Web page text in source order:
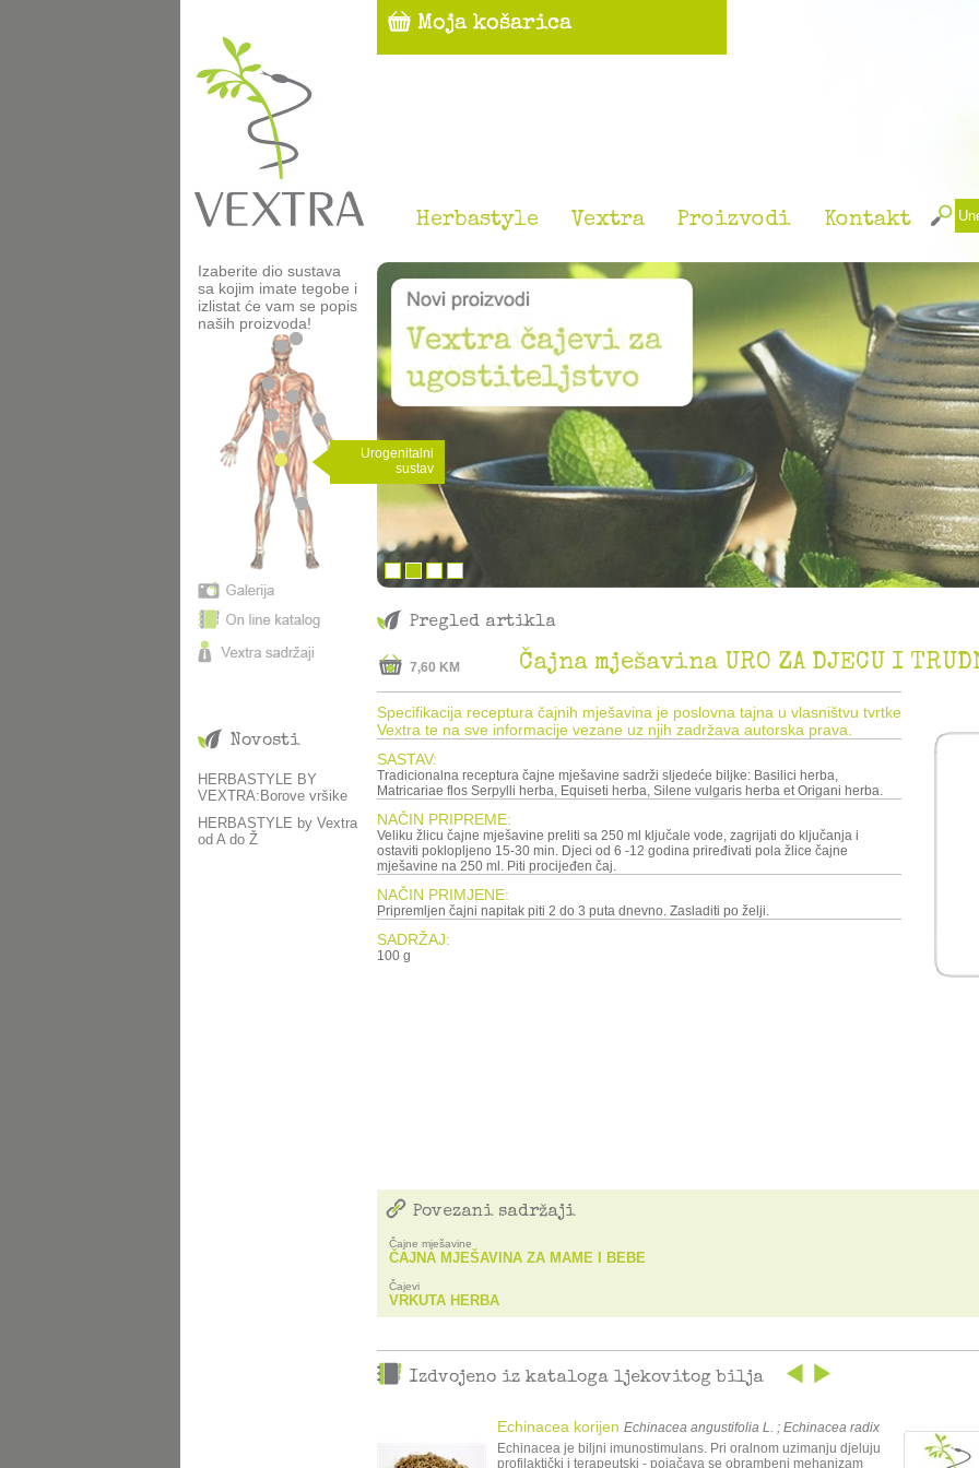
Herbastyle Vextra Proizvodi Kontakt
Izaberite dio sustava
sa kojim imate tegobe i
izlistat će vam se popis
naših proizvoda!
Urogenitalni
sustav
Novosti
HERBASTYLE BY
VEXTRA:Borove vršike
HERBASTYLE by Vextra
od A do Ž
Pregled artikla
7,60 KM Čajna mješavina URO ZA DJECU I
Specifikacija receptura čajnih mješavina je poslovna tajna u vlasništvu tvrtke
Vextra te na sve informacije vezane uz njih zadržava autorska prava.
SASTAV:
Tradicionalna receptura čajne mješavine sadrži sljedeće biljke: Basilici herba,
Matricariae flos Serpylli herba, Equiseti herba, Silene vulgaris herba et Origani herba.
NAČIN PRIPREME:
Veliku žlicu čajne mješavine preliti sa 250 ml ključale vode, zagrijati do ključanja i
ostaviti poklopljeno 15-30 min. Djeci od 6 -12 godina priređivati pola žlice čajne
mješavine na 250 ml. Piti procijeđen čaj.
NAČIN PRIMJENE:
Pripremljen čajni napitak piti 2 do 3 puta dnevno. Zasladiti po želji.
SADRŽAJ:
100 g
Povezani sadržaji
Čajne mješavine
ČAJNA MJEŠAVINA ZA MAME I BEBE
Čajevi
VRKUTA HERBA
Izdvojeno iz kataloga ljekovitog bilja
Echinacea korijen Echinacea angustifolia L. ; Echinacea radix
Echinacea je biljni imunostimulans. Pri oralnom uzimanju djeluju
profilaktički i terapeutski - pojačava se obrambeni mehanizam